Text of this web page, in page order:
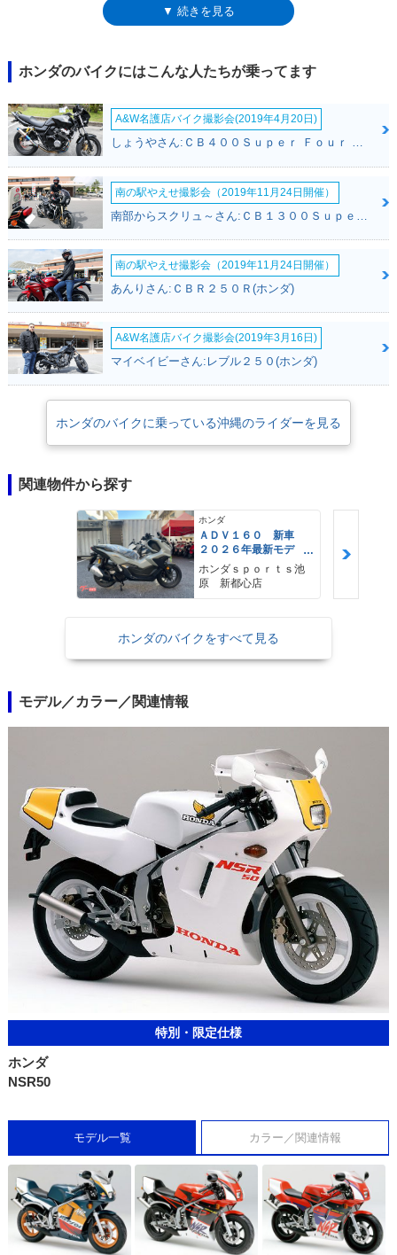
プリカそのものと言ってよく、ツインチューブフレームに、スリムで長い
や少し後のNS-1にも使われる49ccの水冷2スト単気筒エンジンで、自主規
制値いっぱいの7.2psを1万回転で発生させていた。1989年と95年のマイ
ナーチェンジで、それぞれカウルデザインを一新した他は、カラーチェン
ジと特別仕様車の設定があったぐらい。1999年モデルとして、レプソル
カラー（当時、WGPでホンダワークスのメインスポンサーだったスペイ
ンの大手石油会社）を設定したのを最後に、ラインアップから姿を消し
付1種フルカウルモデルは姿を消した。ちなみに、NSR50の姉妹モデルと
して、原付2種・79ccエンジン搭載のNSR80が存在したが、NSR50と80の
デビューは同時ではなく、NSR80の発売は、約5ヶ月遅れの87年11月だっ
た。
▼ 続きを見る
ホンダのバイクにはこんな人たちが乗ってます
A&W名護店バイク撮影会(2019年4月20日)
しょうやさん:ＣＢ４００Ｓｕｐｅｒ Ｆｏｕｒ ＶＴＥＣ ＳＰＥＣ３(ホンダ)
南の駅やえせ撮影会（2019年11月24日開催）
南の駅やえせ撮影会（2019年11月24日開催）
あんりさん:ＣＢＲ２５０Ｒ(ホンダ)
A&W名護店バイク撮影会(2019年3月16日)
マイベイビーさん:レブル２５０(ホンダ)
ホンダのバイクに乗っている沖縄のライダーを見る
関連物件から探す
ホンダ
ＡＤＶ１６０ 新車
２０２６年最新モデ
ル パールスモーキー
グレー スマートキ
ー ２９Ｌメットイ
ホンダｓｐｏｒｔｓ池
原 新都心店
ホンダのバイクをすべて見る
モデル／カラー／関連情報
特別・限定仕様
ホンダ
NSR50
モデル一覧 カラー／関連情報